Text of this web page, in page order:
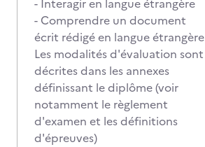
- Interagir en langue étrangère
- Comprendre un document
écrit rédigé en langue étrangère
Les modalités d'évaluation sont
décrites dans les annexes
définissant le diplôme (voir
notamment le règlement
d'examen et les définitions
d'épreuves)